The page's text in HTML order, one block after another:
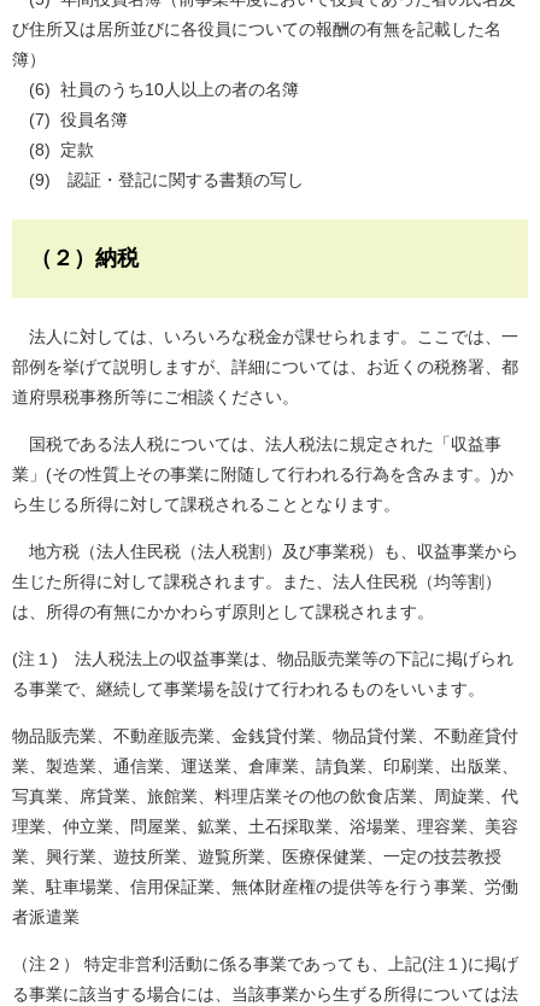
び住所又は居所並びに各役員についての報酬の有無を記載した名
簿）
(6) 社員のうち10人以上の者の名簿
(7) 役員名簿
(8) 定款
(9) 認証・登記に関する書類の写し
（２）納税
法人に対しては、いろいろな税金が課せられます。ここでは、一
部例を挙げて説明しますが、詳細については、お近くの税務署、都
道府県税事務所等にご相談ください。
国税である法人税については、法人税法に規定された「収益事
業」(その性質上その事業に附随して行われる行為を含みます。)か
ら生じる所得に対して課税されることとなります。
地方税（法人住民税（法人税割）及び事業税）も、収益事業から
生じた所得に対して課税されます。また、法人住民税（均等割）
は、所得の有無にかかわらず原則として課税されます。
(注１) 法人税法上の収益事業は、物品販売業等の下記に掲げられ
る事業で、継続して事業場を設けて行われるものをいいます。
物品販売業、不動産販売業、金銭貸付業、物品貸付業、不動産貸付
業、製造業、通信業、運送業、倉庫業、請負業、印刷業、出版業、
写真業、席貸業、旅館業、料理店業その他の飲食店業、周旋業、代
理業、仲立業、問屋業、鉱業、土石採取業、浴場業、理容業、美容
業、興行業、遊技所業、遊覧所業、医療保健業、一定の技芸教授
業、駐車場業、信用保証業、無体財産権の提供等を行う事業、労働
者派遣業
（注２） 特定非営利活動に係る事業であっても、上記(注１)に掲げ
る事業に該当する場合には、当該事業から生ずる所得については法